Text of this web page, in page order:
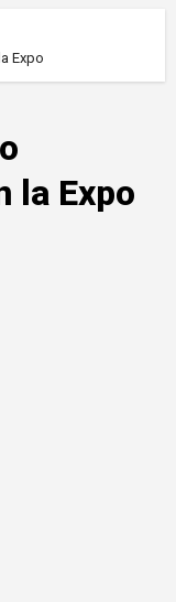
Expo
la Expo